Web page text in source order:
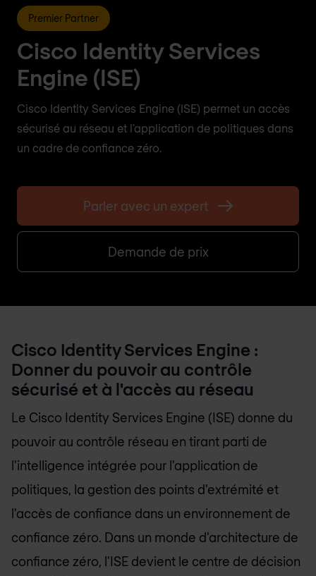
Premier Partner
Cisco Identity Services
Engine (ISE)
Cisco Identity Services Engine (ISE) permet un accès
sécurisé au réseau et l'application de politiques dans
un cadre de confiance zéro.
Parler avec un expert
Demande de prix
Cisco Identity Services Engine :
Donner du pouvoir au contrôle
sécurisé et à l'accès au réseau
Le Cisco Identity Services Engine (ISE) donne du
pouvoir au contrôle réseau en tirant parti de
l'intelligence intégrée pour l'application de
politiques, la gestion des points d'extrémité et
l'accès de confiance dans un environnement de
confiance zéro. Dans un monde d'architecture de
confiance zéro, l'ISE devient le centre de décision